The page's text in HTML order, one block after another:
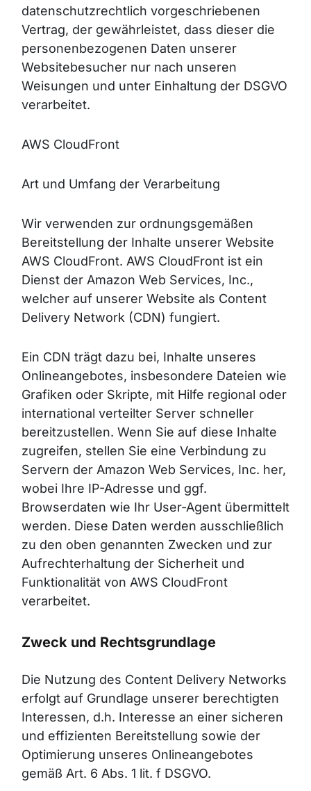
datenschutzrechtlich vorgeschriebenen
Vertrag, der gewährleistet, dass dieser die
personenbezogenen Daten unserer
Websitebesucher nur nach unseren
Weisungen und unter Einhaltung der DSGVO
verarbeitet.
AWS CloudFront
Art und Umfang der Verarbeitung
Wir verwenden zur ordnungsgemäßen
Bereitstellung der Inhalte unserer Website
AWS CloudFront. AWS CloudFront ist ein
Dienst der Amazon Web Services, Inc.,
welcher auf unserer Website als Content
Delivery Network (CDN) fungiert.
Ein CDN trägt dazu bei, Inhalte unseres
Onlineangebotes, insbesondere Dateien wie
Grafiken oder Skripte, mit Hilfe regional oder
international verteilter Server schneller
bereitzustellen. Wenn Sie auf diese Inhalte
zugreifen, stellen Sie eine Verbindung zu
Servern der Amazon Web Services, Inc. her,
wobei Ihre IP-Adresse und ggf.
Browserdaten wie Ihr User-Agent übermittelt
werden. Diese Daten werden ausschließlich
zu den oben genannten Zwecken und zur
Aufrechterhaltung der Sicherheit und
Funktionalität von AWS CloudFront
verarbeitet.
Zweck und Rechtsgrundlage
Die Nutzung des Content Delivery Networks
erfolgt auf Grundlage unserer berechtigten
Interessen, d.h. Interesse an einer sicheren
und effizienten Bereitstellung sowie der
Optimierung unseres Onlineangebotes
gemäß Art. 6 Abs. 1 lit. f DSGVO.